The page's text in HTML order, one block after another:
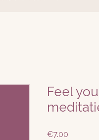
Feel
€7.00